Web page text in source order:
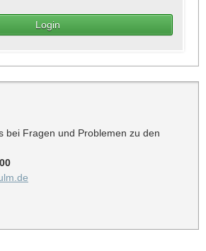
bei Fragen und Problemen zu den